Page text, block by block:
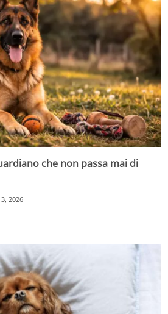
che non passa mai di
2026